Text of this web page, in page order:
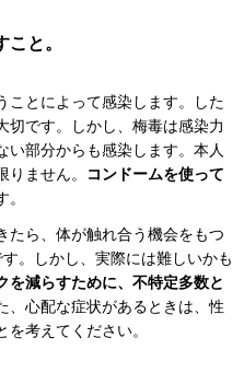
と。
ことによって感染します。した
切です。しかし、梅毒は感染力
い部分からも感染します。本人
ません。
コンドームを使って
。
たら、体が触れ合う機会をもつ
。しかし、実際には難しいかも
を減らすために、不特定多数と
、心配な症状があるときは、性
考えてください。